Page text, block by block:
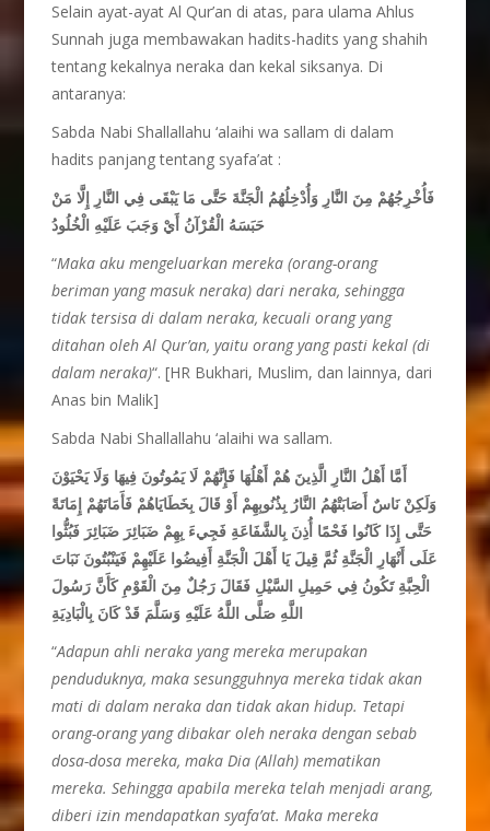
Selain ayat-ayat Al Qur’an di atas, para ulama Ahlus
Sunnah juga membawakan hadits-hadits yang shahih
tentang kekalnya neraka dan kekal siksanya. Di
antaranya:
Sabda Nabi Shallallahu ‘alaihi wa sallam di dalam
hadits panjang tentang syafa’at :
فَأُخْرِجُهُمْ مِنَ النَّارِ وَأُدْخِلُهُمُ الْجَنَّةَ حَتَّى مَا يَبْقَى فِي النَّارِ إِلَّا مَنْ
حَبَسَهُ الْقُرْآنُ أَيْ وَجَبَ عَلَيْهِ الْخُلُودُ
“Maka aku mengeluarkan mereka (orang-orang
beriman yang masuk neraka) dari neraka, sehingga
tidak tersisa di dalam neraka, kecuali orang yang
ditahan oleh Al Qur’an, yaitu orang yang pasti kekal (di
dalam neraka)“. [HR Bukhari, Muslim, dan lainnya, dari
Anas bin Malik]
Sabda Nabi Shallallahu ‘alaihi wa sallam.
أَمَّا أَهْلُ النَّارِ الَّذِينَ هُمْ أَهْلُهَا فَإِنَّهُمْ لَا يَمُوتُونَ فِيهَا وَلَا يَحْيَوْنَ
وَلَكِنْ نَاسٌ أَصَابَتْهُمُ النَّارُ بِذُنُوبِهِمْ أَوْ قَالَ بِخَطَايَاهُمْ فَأَمَاتَهُمْ إِمَاتَةً
حَتَّى إِذَا كَانُوا فَحْمًا أُذِنَ بِالشَّفَاعَةِ فَجِيءَ بِهِمْ ضَبَائِرَ ضَبَائِرَ فَبُثُّوا
عَلَى أَنْهَارِ الْجَنَّةِ ثُمَّ قِيلَ يَا أَهْلَ الْجَنَّةِ أَفِيضُوا عَلَيْهِمْ فَيَنْبُتُونَ نَبَاتَ
الْحِبَّةِ تَكُونُ فِي حَمِيلِ السَّيْلِ فَقَالَ رَجُلٌ مِنَ الْقَوْمِ كَأَنَّ رَسُولَ
اللَّهِ صَلَّى اللَّهُ عَلَيْهِ وَسَلَّمَ قَدْ كَانَ بِالْبَادِيَةِ
“Adapun ahli neraka yang mereka merupakan
penduduknya, maka sesungguhnya mereka tidak akan
mati di dalam neraka dan tidak akan hidup. Tetapi
orang-orang yang dibakar oleh neraka dengan sebab
dosa-dosa mereka, maka Dia (Allah) mematikan
mereka. Sehingga apabila mereka telah menjadi arang,
diberi izin mendapatkan syafa’at. Maka mereka